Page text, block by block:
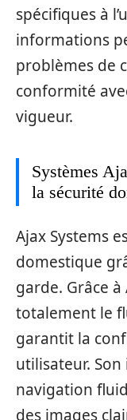
spécifiques à
informations
problèmes de
conformité
vigueur.
Systèmes
la sécurité
Ajax Systems
domestique
garde. Grâce
totalement le
garantit la
utilisateur.
navigation
des images